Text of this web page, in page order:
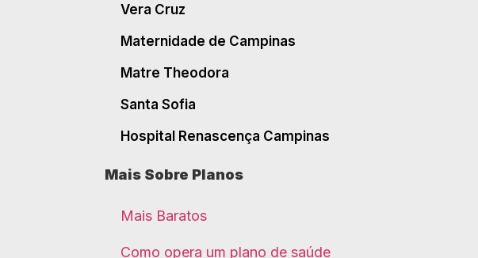
Vera Cruz
Maternidade de Campinas
Matre Theodora
Santa Sofia
Hospital Renascença Campinas
Mais Sobre Planos
Mais Baratos
Como opera um plano de saúde